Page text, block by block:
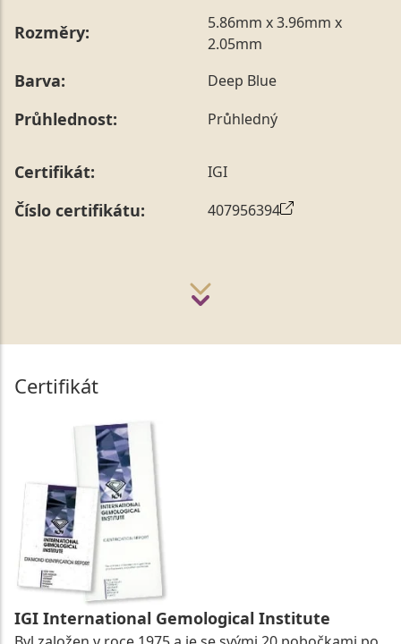
Rozměry:
5.86mm x 3.96mm x
2.05mm
Barva: Deep Blue
Průhlednost: Průhledný
Certifikát: IGI
Číslo certifikátu: 407956394
Certifikát
IGI International Gemological Institute